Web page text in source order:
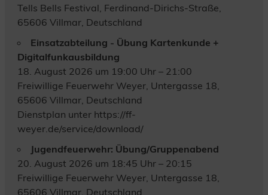
Tells Bells Festival, Ferdinand-Dirichs-Straße,
65606 Villmar, Deutschland
Einsatzabteilung - Übung Kartenkunde +
Digitalfunkausbildung
18. August 2026 um 19:00 Uhr – 21:00
Freiwillige Feuerwehr Weyer, Untergasse 18,
65606 Villmar, Deutschland
Dienstplan unter https://ff-
weyer.de/service/download/
Jugendfeuerwehr: Übung/Gruppenabend
20. August 2026 um 18:45 Uhr – 20:15
Freiwillige Feuerwehr Weyer, Untergasse 18,
65606 Villmar, Deutschland